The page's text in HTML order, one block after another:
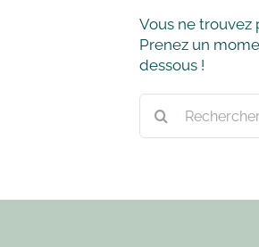
Vous ne trouvez
Prenez un
dessous !